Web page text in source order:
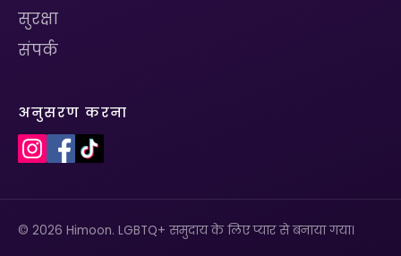
सुरक्षा
संपर्क
अनुसरण करना
© 2026 Himoon. LGBTQ+ समुदाय के लिए प्यार से बनाया गया।